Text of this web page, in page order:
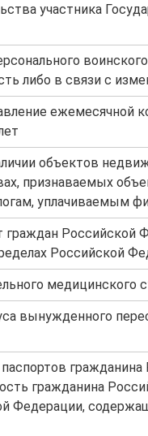
участника
либо в связи с
ежемесячной
объектов
признаваемых
уплачиваемым
граждан Российской
Российской
медицинского
вынужденного
гражданина
Федерации,